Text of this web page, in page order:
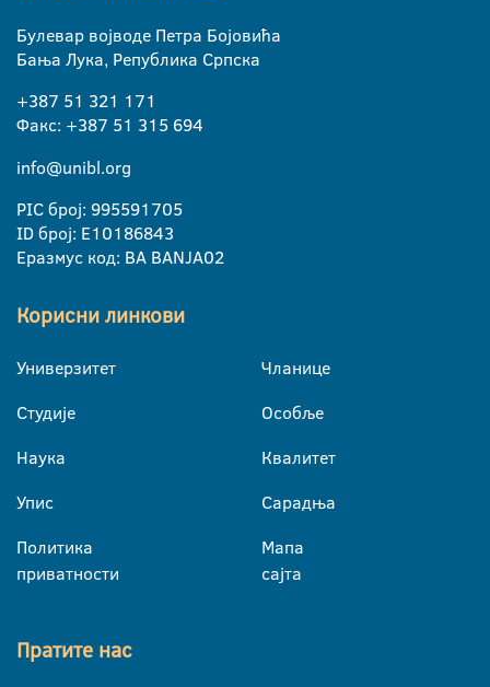
Булевар војводе Петра Бојовића
Бања Лука, Република Српска
+387 51 321 171
Факс: +387 51 315 694
info@unibl.org
PIC број: 995591705
ID број: E10186843
Еразмус код: BA BANJA02
Корисни линкови
Универзитет
Студије
Наука
Упис
Политика
приватности
Чланице
Особље
Квалитет
Сарадња
Мапа
сајта
Пратите нас